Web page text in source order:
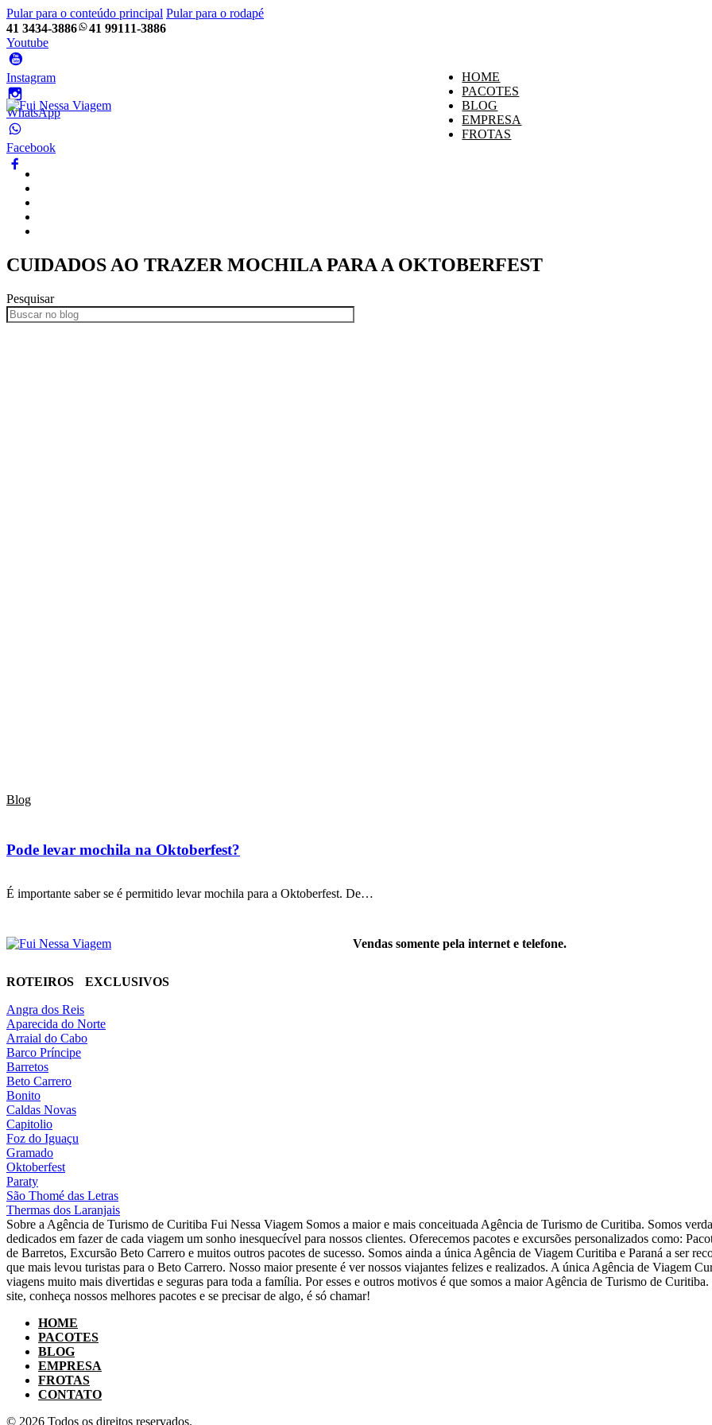
Pular para o conteúdo principal Pular para o rodapé
41 3434-3886
41 99111-3886
Youtube
Instagram
WhatsApp
Facebook
HOME
PACOTES
BLOG
EMPRESA
FROTAS
CUIDADOS AO TRAZER MOCHILA PARA A OKTOBERFEST
Pesquisar
Blog
Pode levar mochila na Oktoberfest?
É importante saber se é permitido levar mochila para a Oktoberfest. De…
Vendas somente pela internet e telefone.
ROTEIROS EXCLUSIVOS
Angra dos Reis
Aparecida do Norte
Arraial do Cabo
Barco Príncipe
Barretos
Beto Carrero
Bonito
Caldas Novas
Capitolio
Foz do Iguaçu
Gramado
Oktoberfest
Paraty
São Thomé das Letras
Thermas dos Laranjais
Sobre a Agência de Turismo de Curitiba Fui Nessa Viagem Somos a maior e mais conceituada Agência de Turismo de Curitiba. Somos
dedicados em fazer de cada viagem um sonho inesquecível para nossos clientes. Oferecemos pacotes e excursões personalizados como:
de Barretos, Excursão Beto Carrero e muitos outros pacotes de sucesso. Somos ainda a única Agência de Viagem Curitiba e Paraná a ser
que mais levou turistas para o Beto Carrero. Nosso maior presente é ver nossos viajantes felizes e realizados. A única Agência de Viagem
viagens muito mais divertidas e seguras para toda a família. Por esses e outros motivos é que somos a maior Agência de Turismo de
site, conheça nossos melhores pacotes e se precisar de algo, é só chamar!
HOME
PACOTES
BLOG
EMPRESA
FROTAS
CONTATO
© 2026 Todos os direitos reservados.